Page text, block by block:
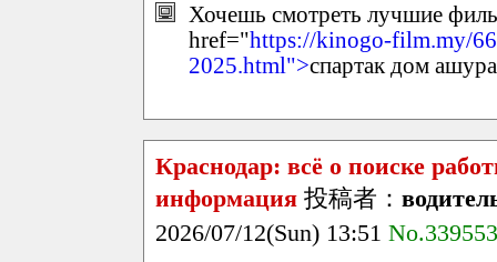
Хочешь смотреть лучшие
href="https://kinogo-film.my/
2025.html">спартак дом
Краснодар: всё о поиске
информация 投稿者：
2026/07/12(Sun) 13:51 No.339553